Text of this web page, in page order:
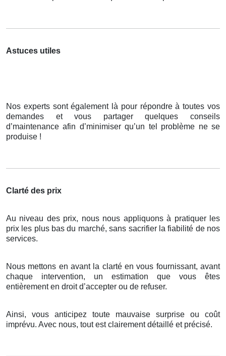
Astuces utiles
Nos experts sont également là pour répondre à toutes vos
demandes et vous partager quelques conseils
d’maintenance afin d’minimiser qu’un tel problème ne se
produise !
Clarté des prix
Au niveau des prix, nous nous appliquons à pratiquer les
prix les plus bas du marché, sans sacrifier la fiabilité de nos
services.
Nous mettons en avant la clarté en vous fournissant, avant
chaque intervention, un estimation que vous êtes
entièrement en droit d’accepter ou de refuser.
Ainsi, vous anticipez toute mauvaise surprise ou coût
imprévu. Avec nous, tout est clairement détaillé et précisé.